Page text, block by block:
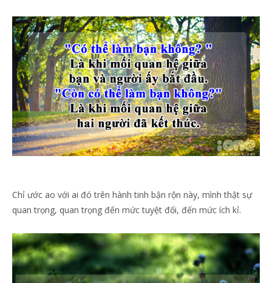
Chỉ ước ao với ai đó trên hành tinh bận rộn này, mình thật sự
quan trọng, quan trọng đến mức tuyệt đối, đến mức ích kỉ.